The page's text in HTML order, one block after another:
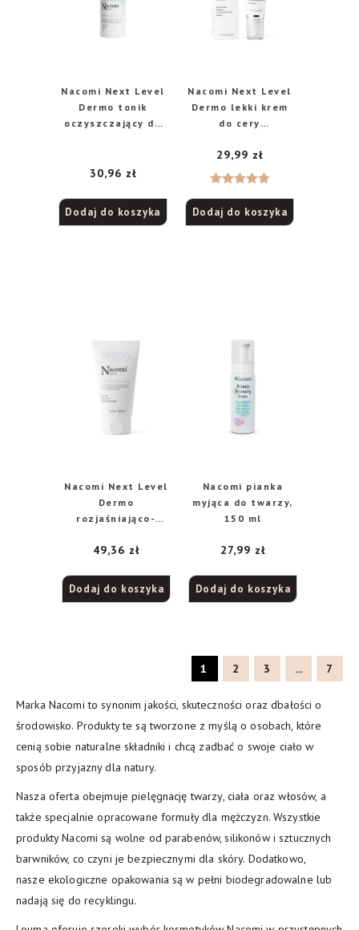
Nacomi Next Level
Dermo tonik
oczyszczający do
ml
30,96 zł
Dodaj do koszyka
Nacomi Next Level
Dermo lekki krem
do cery
5.00na 5
29,99 zł
Dodaj do koszyka
Nacomi Next Level
Dermo
rozjaśniająco-
do ciała z
witaminą C, 150 ml
49,36 zł
Dodaj do koszyka
Nacomi pianka
myjąca do twarzy,
150 ml
27,99 zł
Dodaj do koszyka
1 2 3 ... 7
Marka Nacomi to synonim jakości, skuteczności oraz dbałości o
środowisko. Produkty te są tworzone z myślą o osobach, które
cenią sobie naturalne składniki i chcą zadbać o swoje ciało w
sposób przyjazny dla natury.
Nasza oferta obejmuje pielęgnację twarzy, ciała oraz włosów, a
także specjalnie opracowane formuły dla mężczyzn. Wszystkie
produkty Nacomi są wolne od parabenów, silikonów i sztucznych
barwników, co czyni je bezpiecznymi dla skóry. Dodatkowo,
nasze ekologiczne opakowania są w pełni biodegradowalne lub
nadają się do recyklingu.